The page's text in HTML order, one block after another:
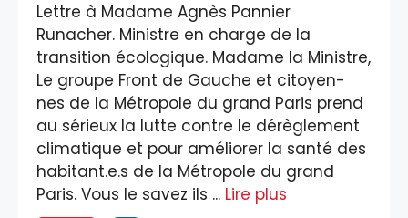
Lettre à Madame Agnès Pannier
Runacher. Ministre en charge de la
transition écologique. Madame la Ministre,
Le groupe Front de Gauche et citoyen-
nes de la Métropole du grand Paris prend
au sérieux la lutte contre le dérèglement
climatique et pour améliorer la santé des
habitant.e.s de la Métropole du grand
Paris. Vous le savez ils ... Lire plus